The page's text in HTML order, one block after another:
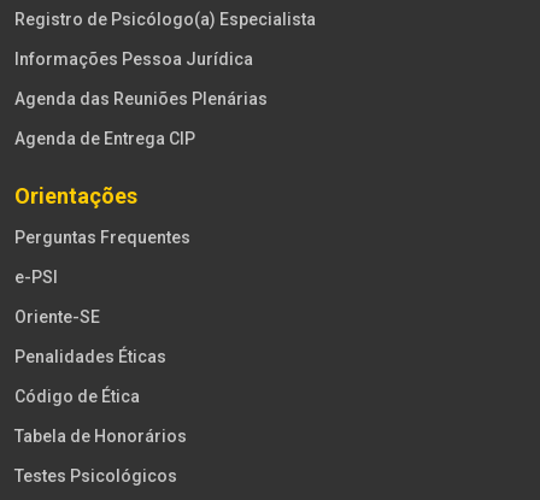
Registro de Psicólogo(a) Especialista
Informações Pessoa Jurídica
Agenda das Reuniões Plenárias
Agenda de Entrega CIP
Orientações
Perguntas Frequentes
e-PSI
Oriente-SE
Penalidades Éticas
Código de Ética
Tabela de Honorários
Testes Psicológicos